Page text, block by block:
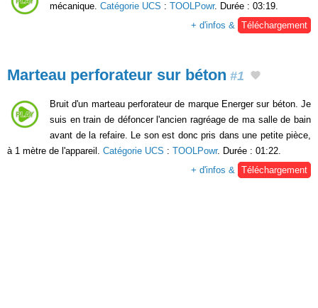
mécanique. Catégorie UCS : TOOLPowr. Durée : 03:19.
+ d'infos &
Téléchargement
Marteau perforateur sur béton #1
Bruit d'un marteau perforateur de marque Energer sur béton. Je
suis en train de défoncer l'ancien ragréage de ma salle de bain
avant de la refaire. Le son est donc pris dans une petite pièce,
à 1 mètre de l'appareil. Catégorie UCS : TOOLPowr. Durée : 01:22.
+ d'infos &
Téléchargement